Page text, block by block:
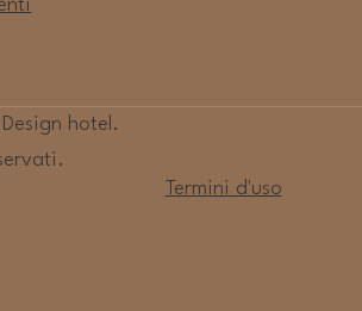
hotel.
Termini d'uso